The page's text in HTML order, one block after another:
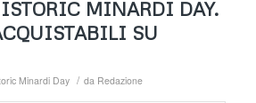
MINARDI DAY.
SU
Minardi Day / da Redazione